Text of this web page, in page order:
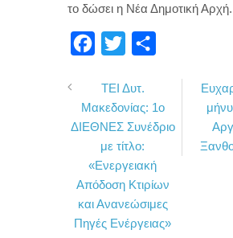
το δώσει η Νέα Δημοτική Αρχή.
e
o
o
k
i
t
t
e
ρ
α
σ
τ
ε
ΤΕΙ Δυτ.
Μακεδονίας: 1ο
ΔΙΕΘΝΕΣ Συνέδριο
με τίτλο:
«Ενεργειακή
Απόδοση Κτιρίων
και Ανανεώσιμες
Πηγές Ενέργειας»